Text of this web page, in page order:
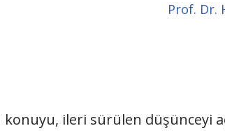
Prof. Dr.
konuyu, ileri sürülen düşünceyi